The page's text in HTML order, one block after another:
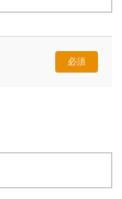
必須